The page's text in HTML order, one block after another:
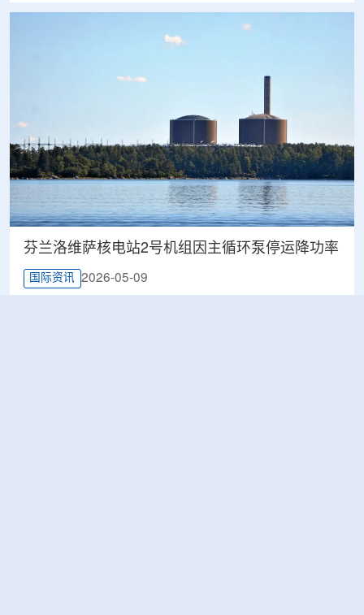
芬兰洛维萨核电站2号机组因主循环泵停运降功率
国际资讯 2026-05-09